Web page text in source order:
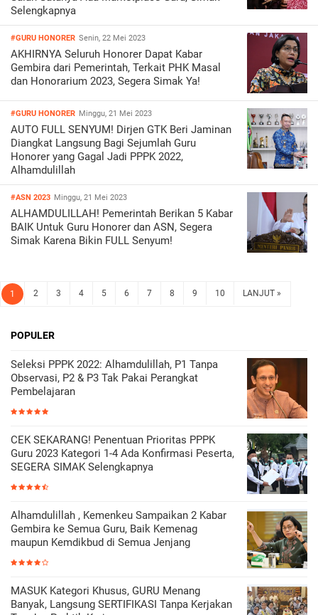
Selengkapnya
#GURU HONORER Senin, 22 Mei 2023
AKHIRNYA Seluruh Honorer Dapat Kabar
Gembira dari Pemerintah, Terkait PHK Masal
dan Honorarium 2023, Segera Simak Ya!
#GURU HONORER Minggu, 21 Mei 2023
AUTO FULL SENYUM! Dirjen GTK Beri Jaminan
Diangkat Langsung Bagi Sejumlah Guru
Honorer yang Gagal Jadi PPPK 2022,
Alhamdulillah
#ASN 2023 Minggu, 21 Mei 2023
ALHAMDULILLAH! Pemerintah Berikan 5 Kabar
BAIK Untuk Guru Honorer dan ASN, Segera
Simak Karena Bikin FULL Senyum!
1 2 3 4 5 6 7 8 9 10 LANJUT »
POPULER
Seleksi PPPK 2022: Alhamdulillah, P1 Tanpa
Observasi, P2 & P3 Tak Pakai Perangkat
Pembelajaran
CEK SEKARANG! Penentuan Prioritas PPPK
Guru 2023 Kategori 1-4 Ada Konfirmasi Peserta,
SEGERA SIMAK Selengkapnya
Alhamdulillah , Kemenkeu Sampaikan 2 Kabar
Gembira ke Semua Guru, Baik Kemenag
maupun Kemdikbud di Semua Jenjang
MASUK Kategori Khusus, GURU Menang
Banyak, Langsung SERTIFIKASI Tanpa Kerjakan